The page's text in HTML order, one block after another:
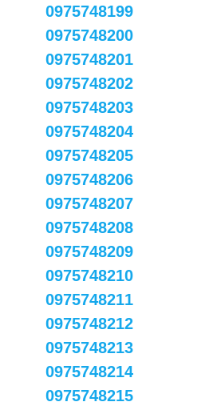
0975748199
0975748200
0975748201
0975748202
0975748203
0975748204
0975748205
0975748206
0975748207
0975748208
0975748209
0975748210
0975748211
0975748212
0975748213
0975748214
0975748215